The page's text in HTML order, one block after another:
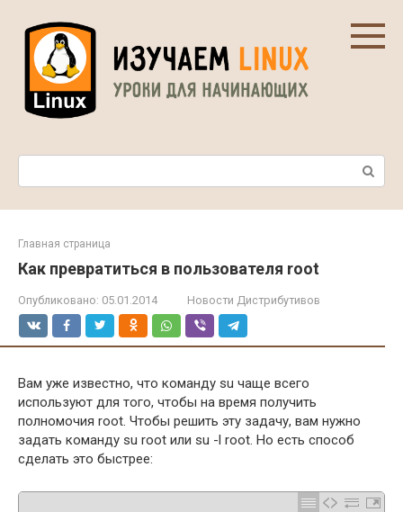
контенту
Поиск:
Главная страница
Как превратиться в пользователя root
Опубликовано: 05.01.2014 Новости Дистрибутивов
Вам уже известно, что команду su чаще всего
используют для того, чтобы на время получить
полномочия root. Чтобы решить эту задачу, вам нужно
задать команду su root или su -l root. Но есть способ
сделать это быстрее: